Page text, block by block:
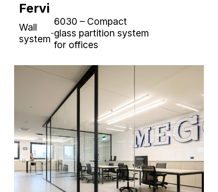
Fervi
Wall
system
-
6030 – Compact
glass partition system
for offices